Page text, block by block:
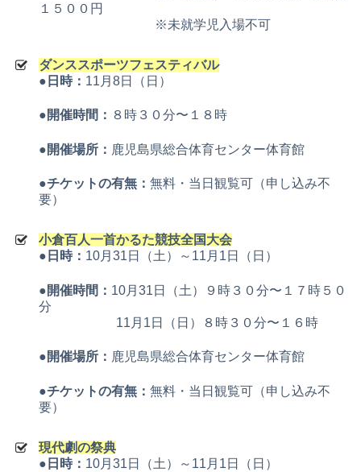
１５００円
※未就学児入場不可
ダンススポーツフェスティバル
●日時： 11月8日（日）
●開催時間： ８時３０分〜１８時
●開催場所： 鹿児島県総合体育センター体育館
●チケットの有無： 無料・当日観覧可（申し込み不
要）
小倉百人一首かるた競技全国大会
●日時： 10月31日（土）～11月1日（日）
●開催時間： 10月31日（土）９時３０分〜１７時５０
分
11月1日（日）８時３０分〜１６時
●開催場所： 鹿児島県総合体育センター体育館
●チケットの有無： 無料・当日観覧可（申し込み不
要）
現代劇の祭典
●日時： 10月31日（土）～11月1日（日）